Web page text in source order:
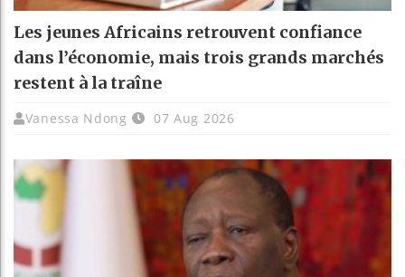
Les jeunes Africains retrouvent confiance
dans l’économie, mais trois grands marchés
restent à la traîne
Vanessa Ndong 07 Aug 2026